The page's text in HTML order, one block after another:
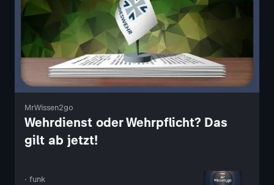
MrWissen2go
Wehrdienst oder Wehrpflicht? Das
gilt ab jetzt!
· funk